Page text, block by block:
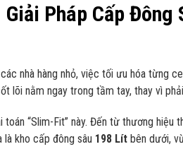
Pháp Cấp Đông
nhà hàng nhỏ, việc tối ưu hóa từng
lõi nằm ngay trong tầm tay, thay vì
toán “Slim-Fit” này. Đến từ thương
là kho cấp đông sâu 198 Lít bên dưới,